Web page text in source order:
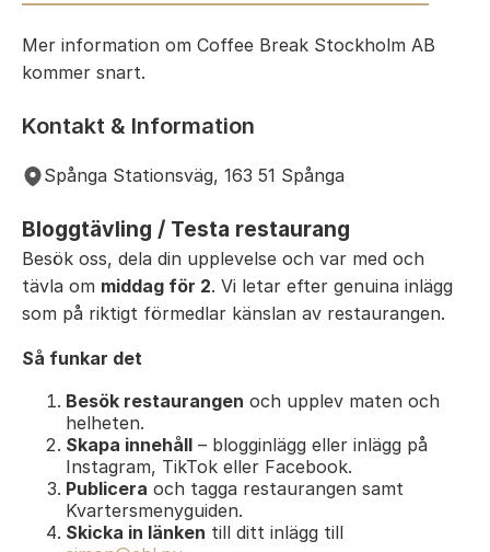
Mer information om Coffee Break Stockholm AB
kommer snart.
Kontakt & Information
Spånga Stationsväg, 163 51 Spånga
Bloggtävling / Testa restaurang
Besök oss, dela din upplevelse och var med och
tävla om middag för 2. Vi letar efter genuina inlägg
som på riktigt förmedlar känslan av restaurangen.
Så funkar det
Besök restaurangen och upplev maten och
helheten.
Skapa innehåll – blogginlägg eller inlägg på
Instagram, TikTok eller Facebook.
Publicera och tagga restaurangen samt
Kvartersmenyguiden.
Skicka in länken till ditt inlägg till